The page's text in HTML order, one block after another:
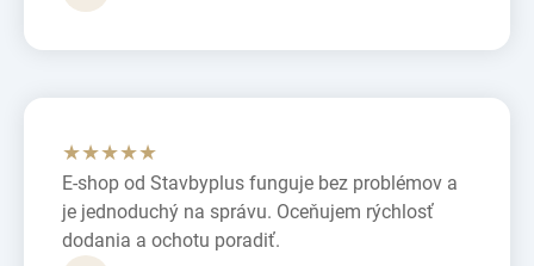
★★★★★
E-shop od Stavbyplus funguje bez problémov a
je jednoduchý na správu. Oceňujem rýchlosť
dodania a ochotu poradiť.